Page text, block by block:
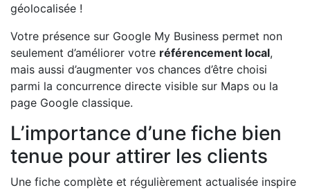
géolocalisée !
Votre présence sur Google My Business permet non
seulement d’améliorer votre référencement local,
mais aussi d’augmenter vos chances d’être choisi
parmi la concurrence directe visible sur Maps ou la
page Google classique.
L’importance d’une fiche bien
tenue pour attirer les clients
Une fiche complète et régulièrement actualisée inspire